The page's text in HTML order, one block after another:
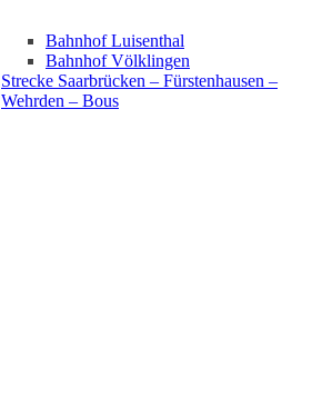
Bahnhof Luisenthal
Bahnhof Völklingen
Strecke Saarbrücken – Fürstenhausen –
Wehrden – Bous